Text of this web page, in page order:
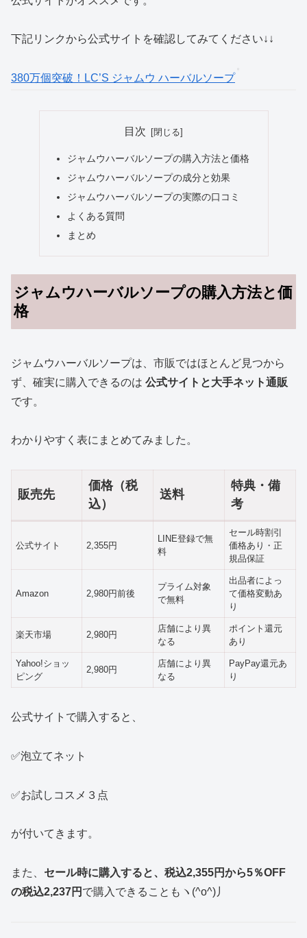
下記リンクから公式サイトを確認してみてください↓↓
380万個突破！LC’S ジャムウ ハーバルソープ
目次
ジャムウハーバルソープの購入方法と価格
ジャムウハーバルソープの成分と効果
ジャムウハーバルソープの実際の口コミ
よくある質問
まとめ
ジャムウハーバルソープの購入方法と価
格
ジャムウハーバルソープは、市販ではほとんど見つから
ず、確実に購入できるのは 公式サイトと大手ネット通販
です。
わかりやすく表にまとめてみました。
販売先
価格（税
込）
送料
特典・備
考
公式サイト 2,355円
LINE登録で無
料
セール時割引
価格あり・正
規品保証
Amazon 2,980円前後
プライム対象
で無料
出品者によっ
て価格変動あ
り
楽天市場 2,980円
店舗により異
なる
ポイント還元
あり
Yahoo!ショッ
ピング
2,980円
店舗により異
なる
PayPay還元あ
り
公式サイトで購入すると、
✅泡立てネット
✅お試しコスメ３点
が付いてきます。
また、 セール時に購入すると、税込2,355円から5％OFF
の税込2,237円 で購入できることもヽ(^o^)丿